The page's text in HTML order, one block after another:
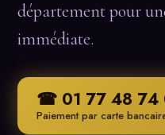
département pour
immédiate.
☎ 01 77 48 74
Paiement par carte